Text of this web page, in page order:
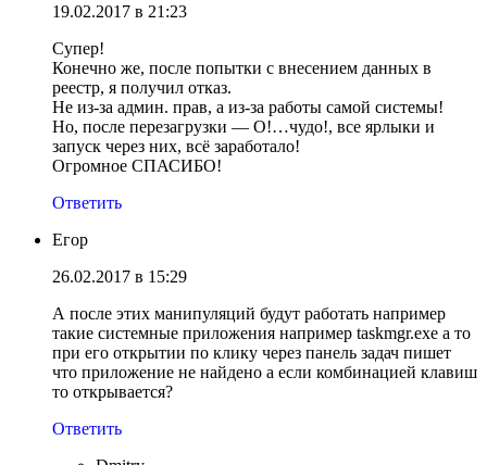
19.02.2017 в 21:23
Супер!
Конечно же, после попытки с внесением данных в
реестр, я получил отказ.
Не из-за админ. прав, а из-за работы самой системы!
Но, после перезагрузки — О!…чудо!, все ярлыки и
запуск через них, всё заработало!
Огромное СПАСИБО!
Ответить
Егор
26.02.2017 в 15:29
А после этих манипуляций будут работать например
такие системные приложения например taskmgr.exe а то
при его открытии по клику через панель задач пишет
что приложение не найдено а если комбинацией клавиш
то открывается?
Ответить